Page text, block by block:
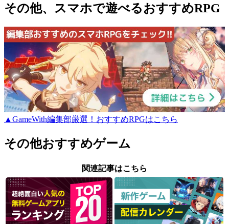
その他、スマホで遊べるおすすめRPG
▲GameWith編集部厳選！おすすめRPGはこちら
その他おすすめゲーム
関連記事はこちら